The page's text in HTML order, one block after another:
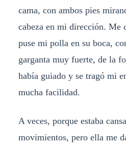
cama, con ambos pies
cabeza en mi dirección. Me
puse mi polla en su boca,
garganta muy fuerte, de la
había guiado y se tragó mi
mucha facilidad.
A veces, porque estaba
movimientos, pero ella me